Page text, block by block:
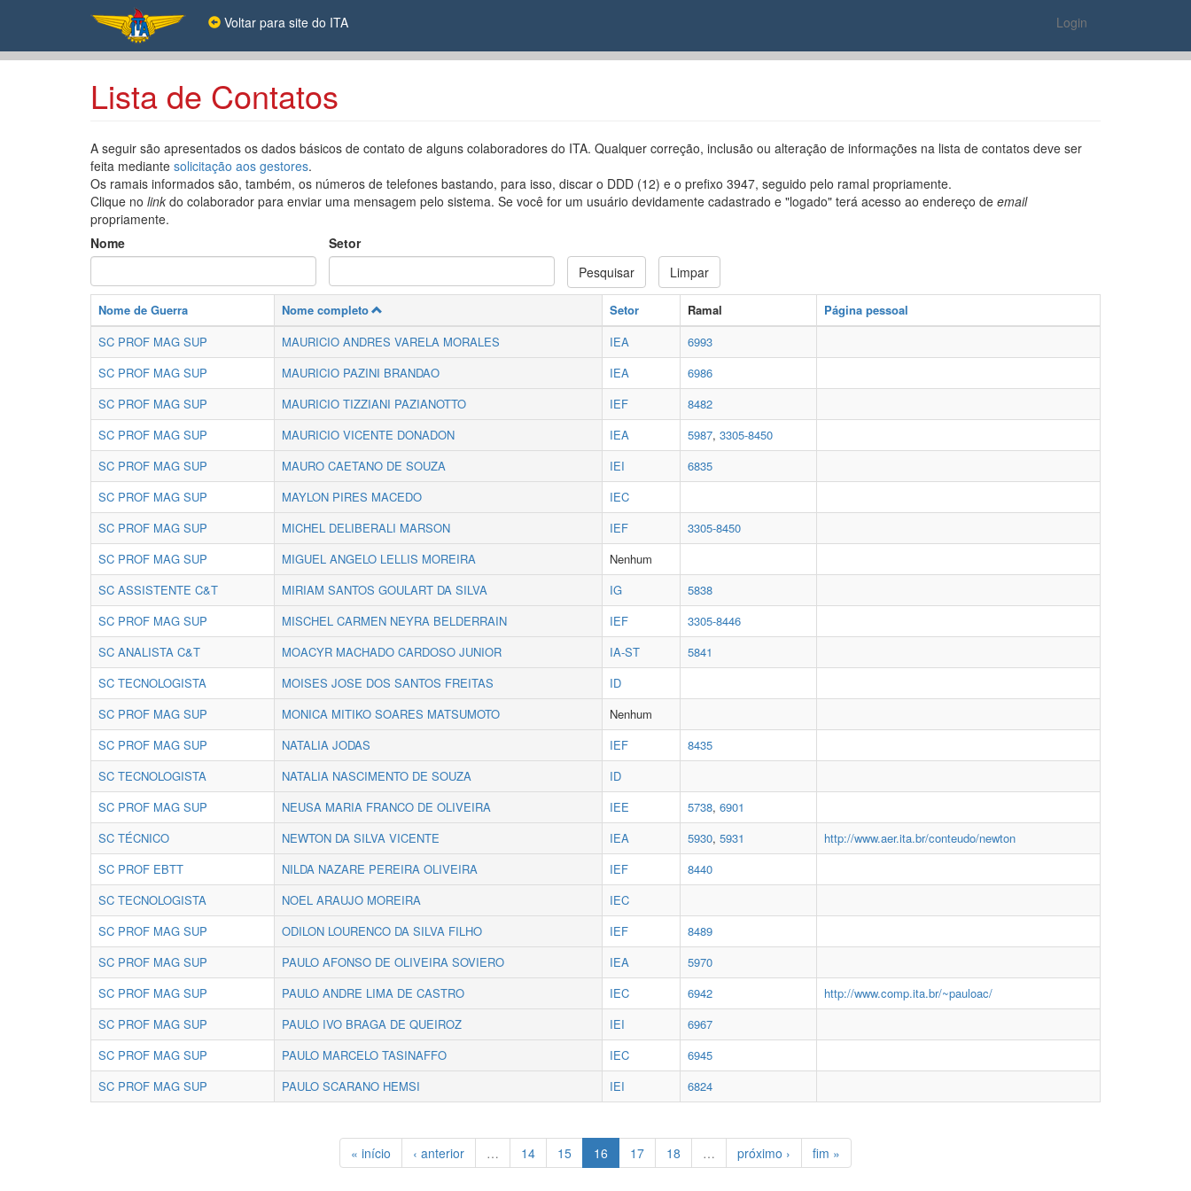
conteúdo
Voltar para site do ITA Login
Lista de Contatos
A seguir são apresentados os dados básicos de contato de alguns colaboradores do ITA. Qualquer correção, inclusão ou alteração de informações na lista de contatos deve ser
feita mediante solicitação aos gestores.
Os ramais informados são, também, os números de telefones bastando, para isso, discar o DDD (12) e o prefixo 3947, seguido pelo ramal propriamente.
Clique no link do colaborador para enviar uma mensagem pelo sistema. Se você for um usuário devidamente cadastrado e "logado" terá acesso ao endereço de email
propriamente.
Nome
Setor
Pesquisar
Limpar
Nome de Guerra Nome completo Setor Ramal
Página pessoal
SC PROF MAG SUP
MAURICIO ANDRES VARELA MORALES IEA
6993
SC PROF MAG SUP
MAURICIO PAZINI BRANDAO IEA
6986
SC PROF MAG SUP
MAURICIO TIZZIANI PAZIANOTTO IEF
8482
SC PROF MAG SUP
MAURICIO VICENTE DONADON IEA 5987, 3305-8450
SC PROF MAG SUP
MAURO CAETANO DE SOUZA IEI
6835
SC PROF MAG SUP
MAYLON PIRES MACEDO
IEC
SC PROF MAG SUP
MICHEL DELIBERALI MARSON IEF
3305-8450
SC PROF MAG SUP
MIGUEL ANGELO LELLIS MOREIRA
Nenhum
SC ASSISTENTE C&T
MIRIAM SANTOS GOULART DA SILVA IG
5838
SC PROF MAG SUP
MISCHEL CARMEN NEYRA BELDERRAIN IEF
3305-8446
SC ANALISTA C&T
MOACYR MACHADO CARDOSO JUNIOR IA‐ST
5841
SC TECNOLOGISTA
MOISES JOSE DOS SANTOS FREITAS
ID
SC PROF MAG SUP
MONICA MITIKO SOARES MATSUMOTO
Nenhum
SC PROF MAG SUP
NATALIA JODAS IEF
8435
SC TECNOLOGISTA
NATALIA NASCIMENTO DE SOUZA
ID
SC PROF MAG SUP
NEUSA MARIA FRANCO DE OLIVEIRA IEE 5738, 6901
SC TÉCNICO
NEWTON DA SILVA VICENTE IEA 5930, 5931
http://www.aer.ita.br/conteudo/newton
SC PROF EBTT
NILDA NAZARE PEREIRA OLIVEIRA IEF
8440
SC TECNOLOGISTA
NOEL ARAUJO MOREIRA
IEC
SC PROF MAG SUP
ODILON LOURENCO DA SILVA FILHO IEF
8489
SC PROF MAG SUP
PAULO AFONSO DE OLIVEIRA SOVIERO IEA
5970
SC PROF MAG SUP
PAULO ANDRE LIMA DE CASTRO IEC 6942
http://www.comp.ita.br/~pauloac/
SC PROF MAG SUP
PAULO IVO BRAGA DE QUEIROZ IEI
6967
SC PROF MAG SUP
PAULO MARCELO TASINAFFO IEC
6945
SC PROF MAG SUP
PAULO SCARANO HEMSI IEI 6824
« início ‹ anterior … 14 15 16 17 18 … próximo › fim »